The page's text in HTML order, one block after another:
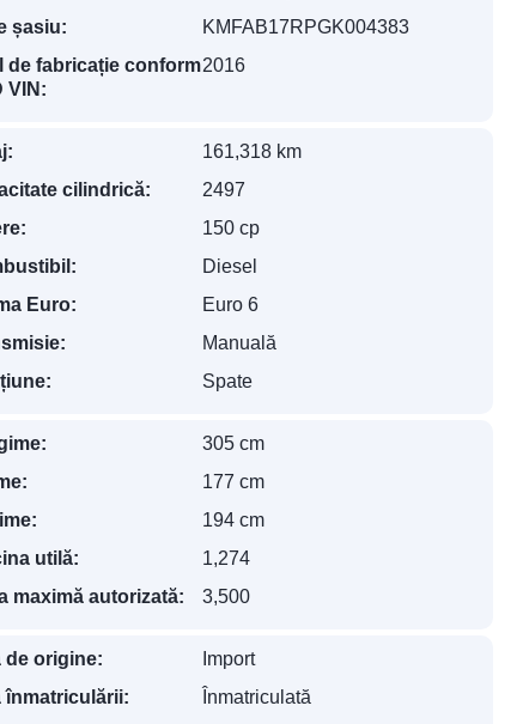
șasiu:
KMFAB17RPGK004383
de fabricație conform
VIN:
2016
161,318 km
cilindrică:
2497
150 cp
Diesel
Euro:
Euro 6
Manuală
Spate
305 cm
177 cm
194 cm
utilă:
1,274
maximă autorizată:
3,500
de origine:
Import
înmatriculării:
Înmatriculată